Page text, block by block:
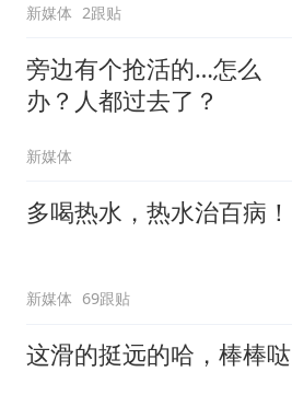
新媒体 2跟贴
旁边有个抢活的…怎么
办？人都过去了？
新媒体
多喝热水，热水治百病！
新媒体 69跟贴
这滑的挺远的哈，棒棒哒